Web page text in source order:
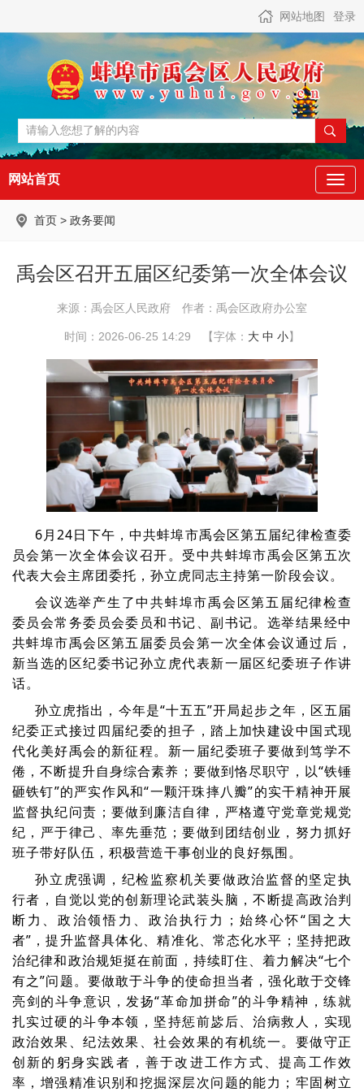
网站地图 登录
网站首页
首页 > 政务要闻
禹会区召开五届区纪委第一次全体会议
来源：禹会区人民政府 作者：禹会区政府办公室
时间：2026-06-25 14:29 【字体： 大 中 小】
6月24日下午，中共蚌埠市禹会区第五届纪律检查委
员会第一次全体会议召开。受中共蚌埠市禹会区第五次
代表大会主席团委托，孙立虎同志主持第一阶段会议。
会议选举产生了中共蚌埠市禹会区第五届纪律检查
委员会常务委员会委员和书记、副书记。选举结果经中
共蚌埠市禹会区第五届委员会第一次全体会议通过后，
新当选的区纪委书记孙立虎代表新一届区纪委班子作讲
话。
孙立虎指出，今年是“十五五”开局起步之年，区五届
纪委正式接过四届纪委的担子，踏上加快建设中国式现
代化美好禹会的新征程。新一届纪委班子要做到笃学不
倦，不断提升自身综合素养；要做到恪尽职守，以“铁锤
砸铁钉”的严实作风和“一颗汗珠摔八瓣”的实干精神开展
监督执纪问责；要做到廉洁自律，严格遵守党章党规党
纪，严于律己、率先垂范；要做到团结创业，努力抓好
班子带好队伍，积极营造干事创业的良好氛围。
孙立虎强调，纪检监察机关要做政治监督的坚定执
行者，自觉以党的创新理论武装头脑，不断提高政治判
断力、政治领悟力、政治执行力；始终心怀“国之大
者”，提升监督具体化、精准化、常态化水平；坚持把政
治纪律和政治规矩挺在前面，持续盯住、着力解决“七个
有之”问题。要做敢于斗争的使命担当者，强化敢于交锋
亮剑的斗争意识，发扬“革命加拼命”的斗争精神，练就
扎实过硬的斗争本领，坚持惩前毖后、治病救人，实现
政治效果、纪法效果、社会效果的有机统一。要做守正
创新的躬身实践者，善于改进工作方式、提高工作效
率，增强精准识别和挖掘深层次问题的能力；牢固树立